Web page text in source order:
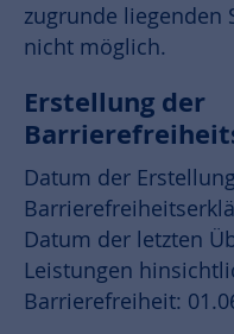
zugrunde liegenden
nicht möglich.
Erstellung der
Datum der
Datum der letzten
Leistungen
Barrierefreiheit: